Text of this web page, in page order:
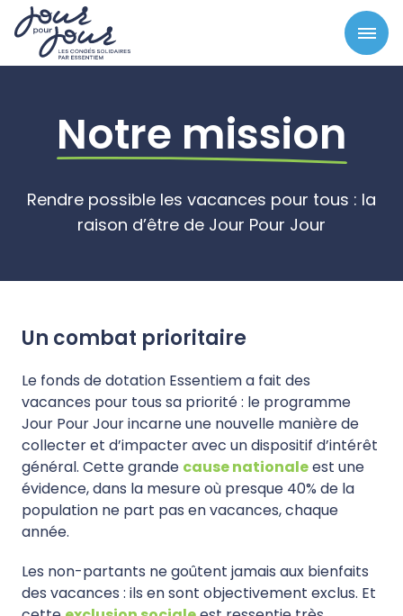
Panneau de gestion des cookies
Notre mission
Rendre possible les vacances pour tous : la
raison d’être de Jour Pour Jour
Un combat prioritaire
Le fonds de dotation Essentiem a fait des
vacances pour tous sa priorité : le programme
Jour Pour Jour incarne une nouvelle manière de
collecter et d’impacter avec un dispositif d’intérêt
général. Cette grande cause nationaleest une
évidence, dans la mesure où presque 40% de la
population ne part pas en vacances, chaque
année.
Les non-partants ne goûtent jamais aux bienfaits
des vacances : ils en sont objectivement exclus. Et